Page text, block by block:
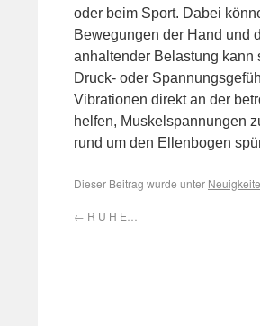
oder beim Sport. Dabei
Bewegungen der Hand und
anhaltender Belastung kann
Druck- oder
Vibrationen direkt an der
helfen, Muskelspannungen
rund um den Ellenbogen
Dieser Beitrag wurde unter
← R U H E…